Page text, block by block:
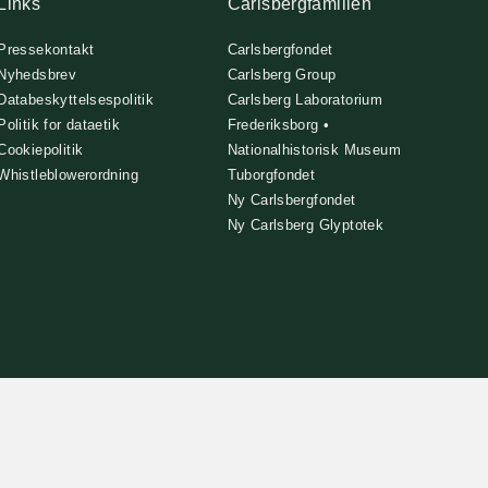
for dataetik
Carlsbergfondet
Carlsberg Group
Carlsberg Laboratorium
Frederiksborg •
Nationalhistorisk Museum
Tuborgfondet
Ny Carlsbergfondet
Ny Carlsberg Glyptotek